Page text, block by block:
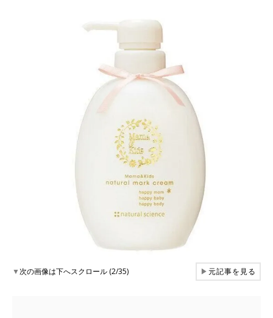
▼次の画像は下へスクロール (2/35) ▶元記事を見る